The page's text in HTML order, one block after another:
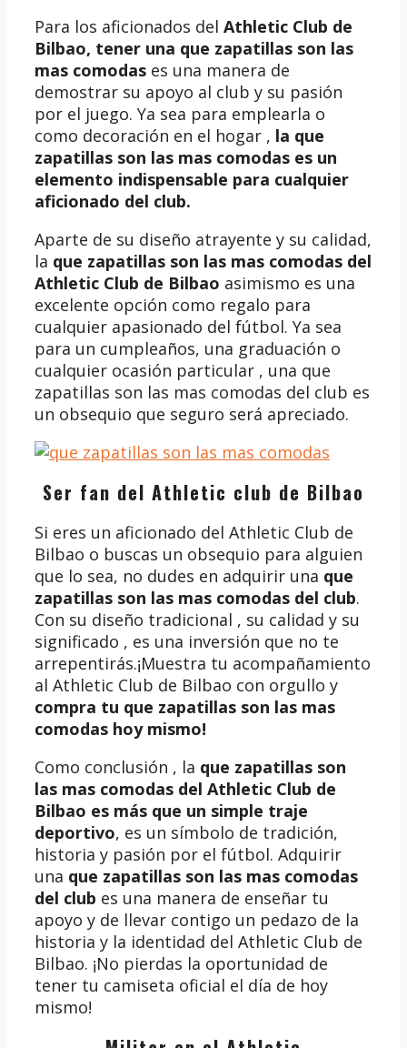
Para los aficionados del Athletic Club de
Bilbao, tener una que zapatillas son las
mas comodas es una manera de
demostrar su apoyo al club y su pasión
por el juego. Ya sea para emplearla o
como decoración en el hogar , la que
zapatillas son las mas comodas es un
elemento indispensable para cualquier
aficionado del club.
Aparte de su diseño atrayente y su calidad,
la que zapatillas son las mas comodas del
Athletic Club de Bilbao asimismo es una
excelente opción como regalo para
cualquier apasionado del fútbol. Ya sea
para un cumpleaños, una graduación o
cualquier ocasión particular , una que
zapatillas son las mas comodas del club es
un obsequio que seguro será apreciado.
Ser fan del Athletic club de Bilbao
Si eres un aficionado del Athletic Club de
Bilbao o buscas un obsequio para alguien
que lo sea, no dudes en adquirir una que
zapatillas son las mas comodas del club.
Con su diseño tradicional , su calidad y su
significado , es una inversión que no te
arrepentirás.¡Muestra tu acompañamiento
al Athletic Club de Bilbao con orgullo y
compra tu que zapatillas son las mas
comodas hoy mismo!
Como conclusión , la que zapatillas son
las mas comodas del Athletic Club de
Bilbao es más que un simple traje
deportivo, es un símbolo de tradición,
historia y pasión por el fútbol. Adquirir
una que zapatillas son las mas comodas
del club es una manera de enseñar tu
apoyo y de llevar contigo un pedazo de la
historia y la identidad del Athletic Club de
Bilbao. ¡No pierdas la oportunidad de
tener tu camiseta oficial el día de hoy
mismo!